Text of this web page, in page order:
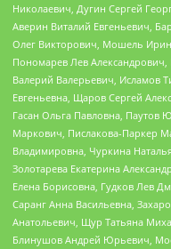
Николаевич, Дугин Сергей
Аверин Виталий Евгеньевич,
Олег Викторович, Мошель
Пономарев Лев
Валерий Валерьевич, Исламов
Евгеньевна, Щаров Сергей
Гасан Ольга Павловна, Паутов
Маркович, Пислакова-Паркер
Владимировна, Чуркина
Золотарева Екатерина
Елена Борисовна, Гудков Лев
Саранг Анна Васильевна,
Анатольевич, Щур Татьяна
Блинушов Андрей Юрьевич,